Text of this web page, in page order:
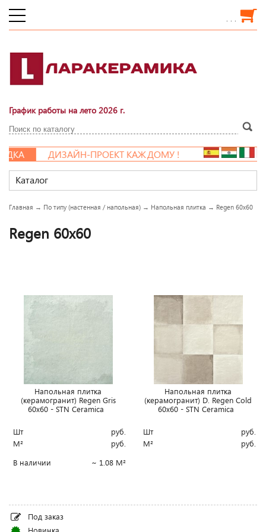
. . .
График работы на лето 2026 г.
ДИЗАЙН-ПРОЕКТ КАЖДОМУ !
Каталог
Главная → По типу (настенная / напольная) → Напольная плитка → Regen 60x60
Regen 60x60
Напольная плитка
(керамогранит) Regen Gris
60x60 - STN Ceramica
Шт
руб.
М²
руб.
В наличии
~ 1.08 М²
Напольная плитка
(керамогранит) D. Regen Cold
60x60 - STN Ceramica
Шт
руб.
М²
руб.
Под заказ